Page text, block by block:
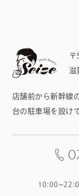
〒
滋
店舗前から新幹線
台の駐車場を設け